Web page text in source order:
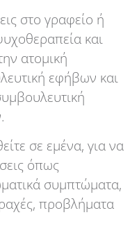
στο γραφείο ή
και
ατομική
εφήβων και
σε εμένα, για να
όπως
συμπτώματα,
προβλήματα